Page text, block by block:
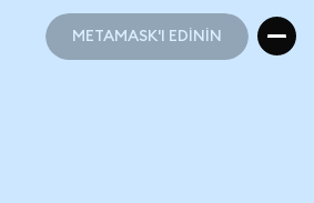
METAMASK'I EDİNİN